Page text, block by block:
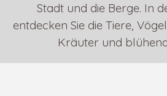
Stadt und die Berge. In
entdecken Sie die Tiere,
Kräuter und